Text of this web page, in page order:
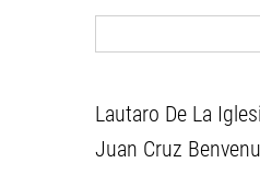
Lautaro De La
Juan Cruz